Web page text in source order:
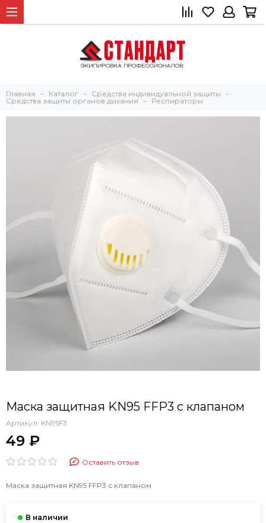
Главная Каталог
Средства индивидуальной защиты
Средства защиты органов дыхания
Респираторы
Маска защитная KN95 FFP3 с клапаном
Артикул: KN95F3
49 ₽
Оставить отзыв
Маска защитная KN95 FFP3 с клапаном